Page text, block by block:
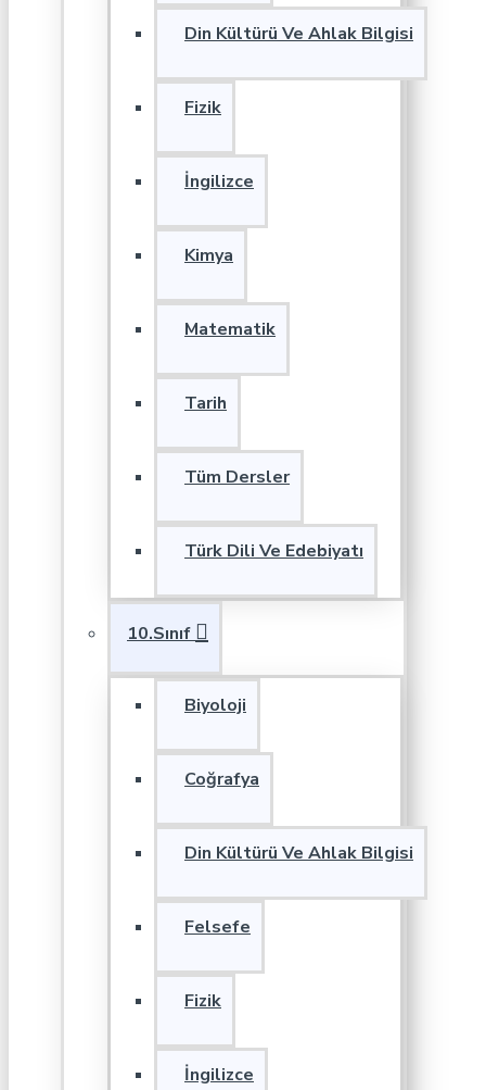
Din Kültürü Ve Ahlak Bilgisi
Fizik
İngilizce
Kimya
Matematik
Tarih
Tüm Dersler
Türk Dili Ve Edebiyatı
10.Sınıf
Biyoloji
Coğrafya
Din Kültürü Ve Ahlak Bilgisi
Felsefe
Fizik
İngilizce